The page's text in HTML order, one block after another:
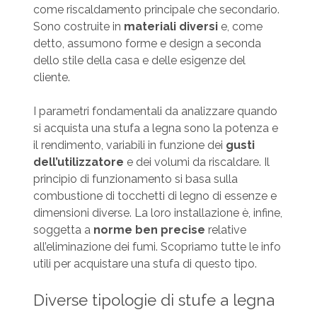
come riscaldamento principale che secondario.
Sono costruite in materiali diversie, come
detto, assumono forme e design a seconda
dello stile della casa e delle esigenze del
cliente.
I parametri fondamentali da analizzare quando
si acquista una stufa a legna sono la potenza e
il rendimento, variabili in funzione dei gusti
dell’utilizzatore e dei volumi da riscaldare. Il
principio di funzionamento si basa sulla
combustione di tocchetti di legno di essenze e
dimensioni diverse. La loro installazione è, infine,
soggetta a norme ben precise relative
all’eliminazione dei fumi. Scopriamo tutte le info
utili per acquistare una stufa di questo tipo.
Diverse tipologie di stufe a legna